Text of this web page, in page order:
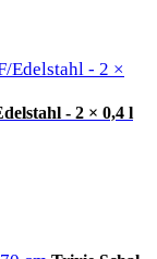
- 2 × 0,4 l